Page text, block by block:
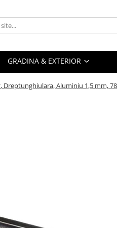
GRADINA & EXTERIOR
Dreptunghiulara, Aluminiu 1,5 mm,